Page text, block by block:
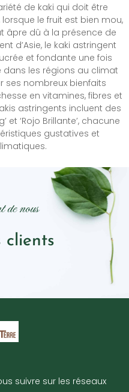
de kaki qui doit être
le fruit est bien mou,
âpre dû à la présence de
d’Asie, le kaki astringent
et fondante une fois
dans les régions au climat
ses nombreux bienfaits
en vitamines, fibres et
astringents incluent des
et ‘Rojo Brillante’, chacune
gustatives et
nous
clients
suivre sur les réseaux